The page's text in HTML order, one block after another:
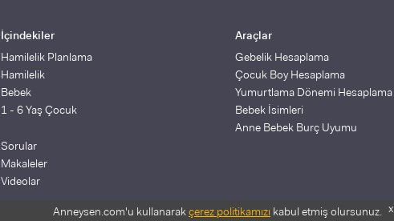
Anneysen.com'u kullanarakçerez politikamızı kabul etmiş olursunuz. x
İçindekiler
Hamilelik Planlama
Hamilelik
Bebek
1 - 6 Yaş Çocuk
Sorular
Makaleler
Videolar
Araçlar
Gebelik Hesaplama
Çocuk Boy Hesaplama
Yumurtlama Dönemi Hesaplama
Bebek İsimleri
Anne Bebek Burç Uyumu